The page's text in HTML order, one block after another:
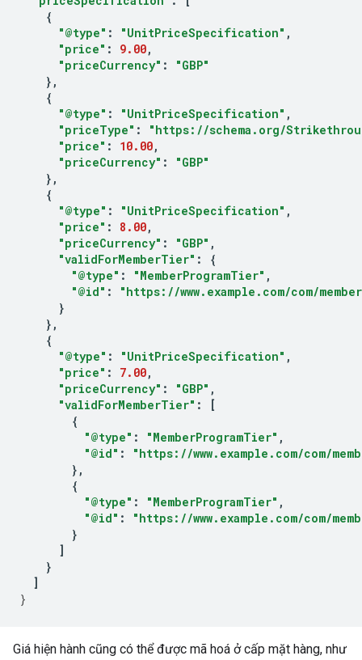
{
"@type" : "UnitPriceSpecification" ,
"price" : 9.00,
"priceCurrency" :
"GBP"
},
{
"@type" : "UnitPriceSpecification" ,
"priceType" :
"https://schema.org/
"price" : 10.00,
"priceCurrency" :
"GBP"
},
{
"@type" : "UnitPriceSpecification" ,
"price" : 8.00,
"priceCurrency" : "GBP" ,
"validForMemberTier" :
{
"@type" : "MemberProgramTier" ,
"@id" :
"https://www.example.com/com/
}
},
{
"@type" : "UnitPriceSpecification" ,
"price" : 7.00,
"priceCurrency" : "GBP" ,
"validForMemberTier" :
[
{
"@type" : "MemberProgramTier" ,
"@id" :
"https://www.example.com/com/
},
{
"@type" : "MemberProgramTier" ,
"@id" :
"https://www.example.com/com/
}
]
}
]
}
Giá hiện hành cũng có thể được mã hoá ở cấp mặt hàng, như